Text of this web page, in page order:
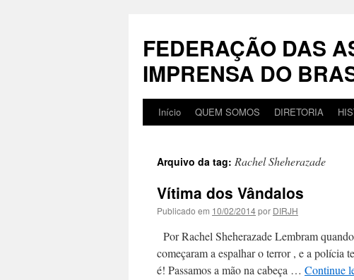
conteúdo
FEDERAÇÃO DAS
IMPRENSA DO
Início QUEM SOMOS DIRETORIA
Arquivo da tag: Rachel Sheherazade
Vítima dos Vândalos
Publicado em 10/02/2014por DIRJH
Por Rachel Sheherazade Lembram
começaram a espalhar o terror , e a polícia
é! Passamos a mão na cabeça … Continue